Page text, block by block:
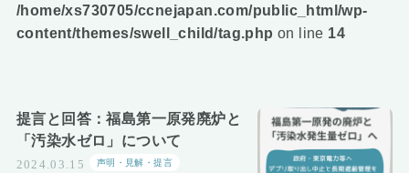
原子力市民委員会について
お知らせ
/home/xs730705/ccnejapan.com/public_html/wp-
content/themes/swell_child/tag.php on line 14
提言と回答：福島第一原発廃炉と
「汚染水ゼロ」について
2024.03.15 声明・見解・提言